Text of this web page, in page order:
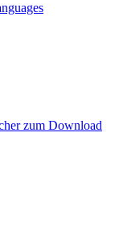
zum Download